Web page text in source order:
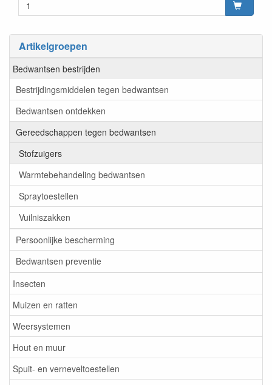
Artikelgroepen
Bedwantsen bestrijden
Bestrijdingsmiddelen tegen bedwantsen
Bedwantsen ontdekken
Gereedschappen tegen bedwantsen
Stofzuigers
Warmtebehandeling bedwantsen
Spraytoestellen
Vuilniszakken
Persoonlijke bescherming
Bedwantsen preventie
Insecten
Muizen en ratten
Weersystemen
Hout en muur
Spuit- en verneveltoestellen